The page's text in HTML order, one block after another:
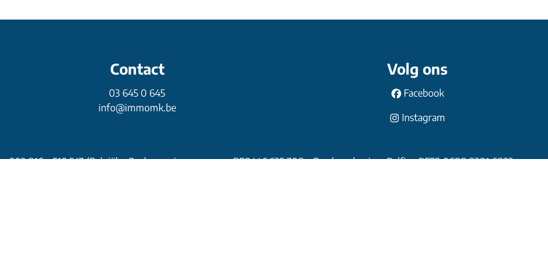
Contact
03 645 0 645
info@immomk.be
Volg ons
Facebook
Instagram
203.816 – 510.547 (België) - Ondernemingsnummer: BE0446.635.708 - Derdenrekening: Belfius BE79 0688 9381 6833